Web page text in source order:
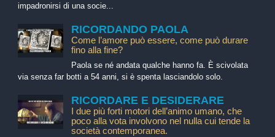
impadronirsi di una socie...
RICORDANDO PAOLA
Come l’amore può essere, come può durare
fino alla fine?
Paola se né andata qualche hanno fa. È scivolata
via senza far botti a 54 anni, si è spenta lasciandolo solo.
RICORDARE E DESIDERARE
I due più forti motori dell’animo umano, che
poco alla vota involvono nel nulla cui tende la
società contemporanea.